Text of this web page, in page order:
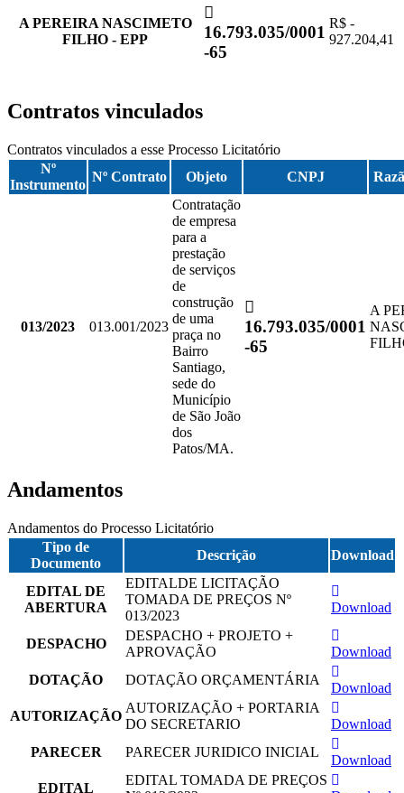
A PEREIRA NASCIMETO
FILHO - EPP
16.793.035/0001
-65
R$ -
927.204,41
Contratos vinculados
Contratos vinculados a esse Processo Licitatório
Nº
Instrumento
Nº Contrato Objeto CNPJ
013/2023 013.001/2023
Contratação
de empresa
para a
prestação
de serviços
de
construção
de uma
praça no
Bairro
Santiago,
sede do
Município
de São João
dos
Patos/MA.
16.793.035/0001
-65
A
Andamentos
Andamentos do Processo Licitatório
Tipo de
Documento
Descrição Download
EDITAL DE
ABERTURA
EDITALDE LICITAÇÃO
TOMADA DE PREÇOS Nº
013/2023
Download
DESPACHO
DESPACHO + PROJETO +
APROVAÇÃO
Download
DOTAÇÃO
DOTAÇÃO ORÇAMENTÁRIA
Download
AUTORIZAÇÃO
AUTORIZAÇÃO + PORTARIA
DO SECRETARIO
Download
PARECER
PARECER JURIDICO INICIAL
Download
EDITAL
EDITAL TOMADA DE PREÇOS